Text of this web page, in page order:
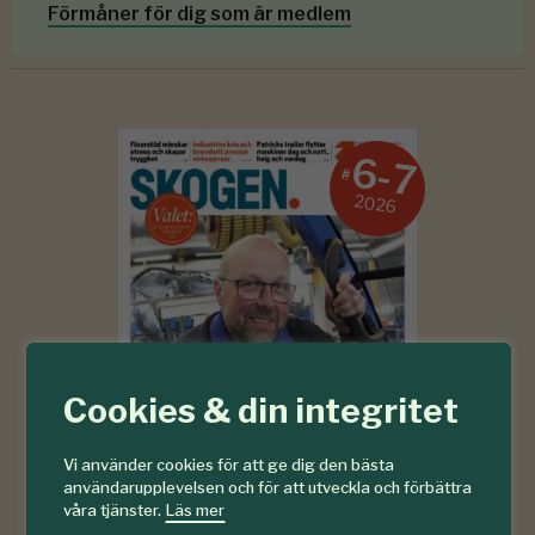
Cookies & din integritet
Vi använder cookies för att ge dig den bästa
användarupplevelsen och för att utveckla och förbättra
våra tjänster. Läs mer
Förmåner för dig som är medlem
#6-7
2026